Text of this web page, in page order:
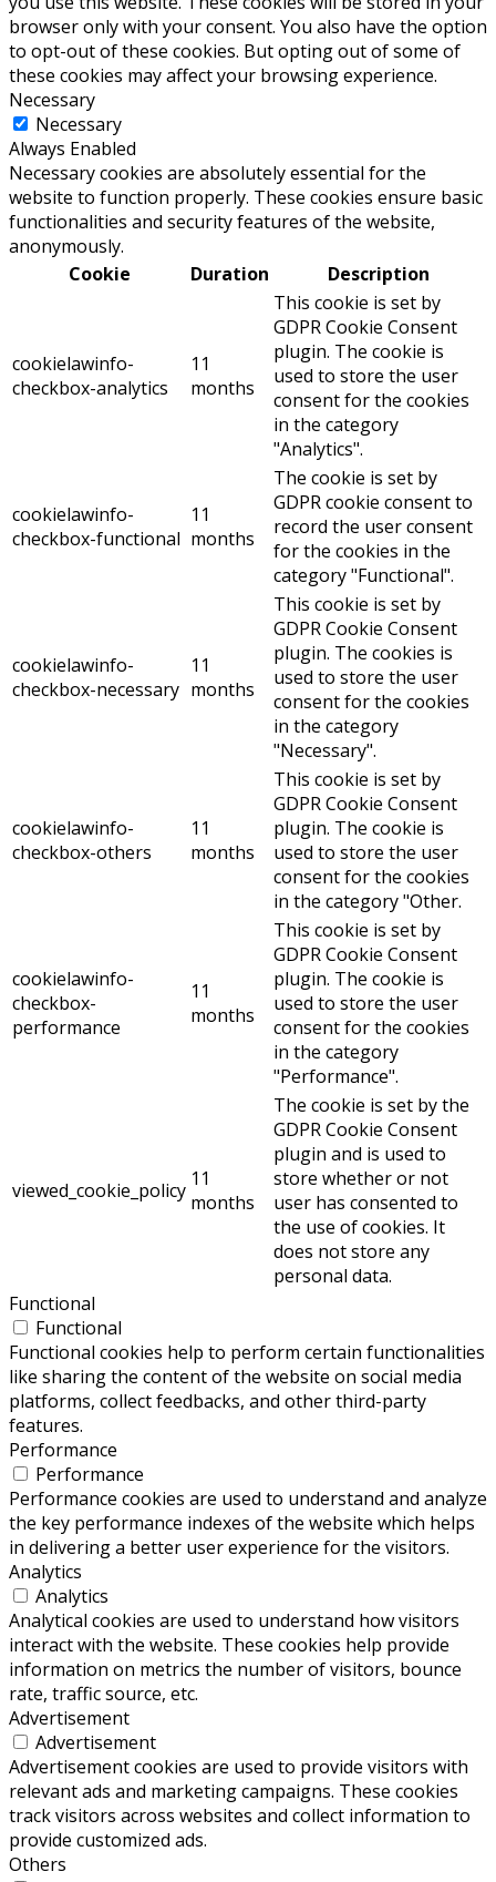
browser only with your consent. You also have the option
to opt-out of these cookies. But opting out of some of
these cookies may affect your browsing experience.
Necessary
Necessary
Always Enabled
Necessary cookies are absolutely essential for the
website to function properly. These cookies ensure basic
functionalities and security features of the website,
anonymously.
Cookie
Duration Description
cookielawinfo-
checkbox-analytics
11
months
This cookie is set by
GDPR Cookie Consent
plugin. The cookie is
used to store the user
consent for the cookies
in the category
"Analytics".
cookielawinfo-
checkbox-functional
11
months
The cookie is set by
GDPR cookie consent to
record the user consent
for the cookies in the
category "Functional".
cookielawinfo-
checkbox-necessary
11
months
This cookie is set by
GDPR Cookie Consent
plugin. The cookies is
used to store the user
consent for the cookies
in the category
"Necessary".
cookielawinfo-
checkbox-others
11
months
This cookie is set by
GDPR Cookie Consent
plugin. The cookie is
used to store the user
consent for the cookies
in the category "Other.
cookielawinfo-
checkbox-
performance
11
months
This cookie is set by
GDPR Cookie Consent
plugin. The cookie is
used to store the user
consent for the cookies
in the category
"Performance".
viewed_cookie_policy 11
months
The cookie is set by the
GDPR Cookie Consent
plugin and is used to
store whether or not
user has consented to
the use of cookies. It
does not store any
personal data.
Functional
Functional
Functional cookies help to perform certain functionalities
like sharing the content of the website on social media
platforms, collect feedbacks, and other third-party
features.
Performance
Performance
Performance cookies are used to understand and analyze
the key performance indexes of the website which helps
in delivering a better user experience for the visitors.
Analytics
Analytics
Analytical cookies are used to understand how visitors
interact with the website. These cookies help provide
information on metrics the number of visitors, bounce
rate, traffic source, etc.
Advertisement
Advertisement
Advertisement cookies are used to provide visitors with
relevant ads and marketing campaigns. These cookies
track visitors across websites and collect information to
provide customized ads.
Others